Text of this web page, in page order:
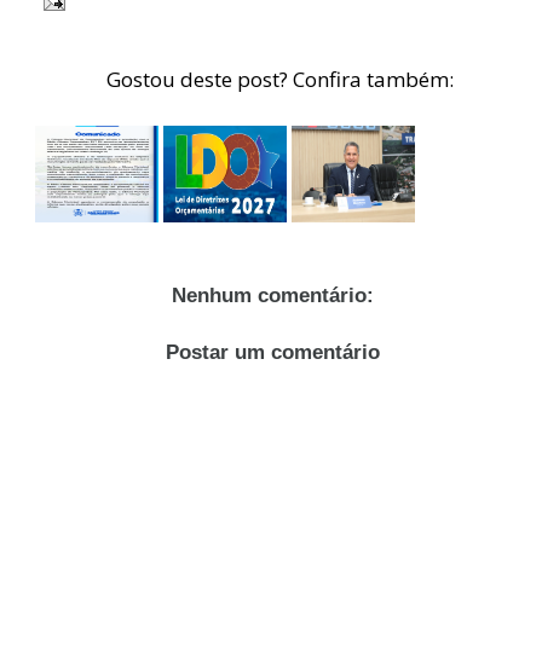
Gostou deste post? Confira também:
Nenhum comentário:
Postar um comentário